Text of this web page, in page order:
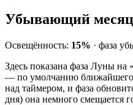
Убывающий месяц
Освещённость: 15% · фаза
Здесь показана фаза Луны на
— по умолчанию
над таймером, и фаза
дня) она немного смещается